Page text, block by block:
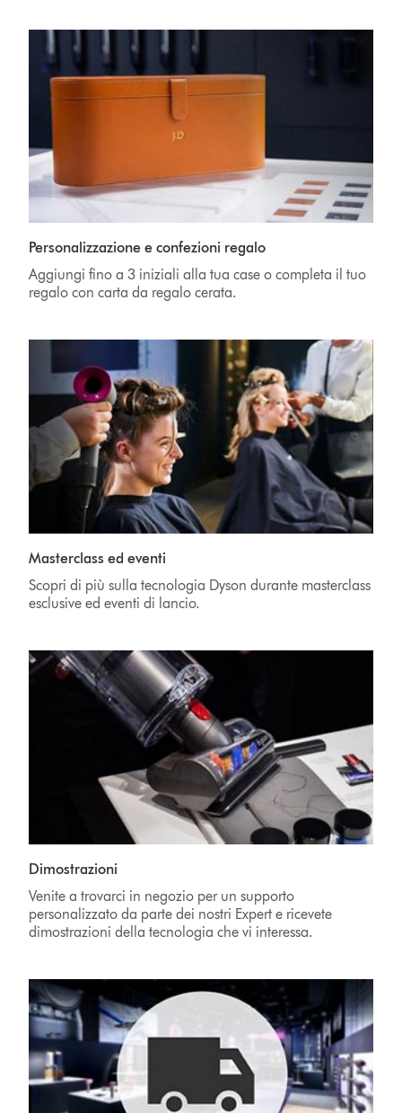
Personalizzazione e confezioni regalo
Aggiungi fino a 3 iniziali alla tua case o completa il tuo
regalo con carta da regalo cerata.
Masterclass ed eventi
Scopri di più sulla tecnologia Dyson durante masterclass
esclusive ed eventi di lancio.
Dimostrazioni
Venite a trovarci in negozio per un supporto
personalizzato da parte dei nostri Expert e ricevete
dimostrazioni della tecnologia che vi interessa.